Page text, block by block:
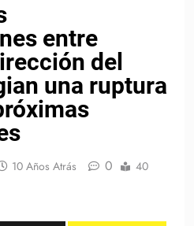
entre
del
una ruptura
10 Años Atrás 0
40